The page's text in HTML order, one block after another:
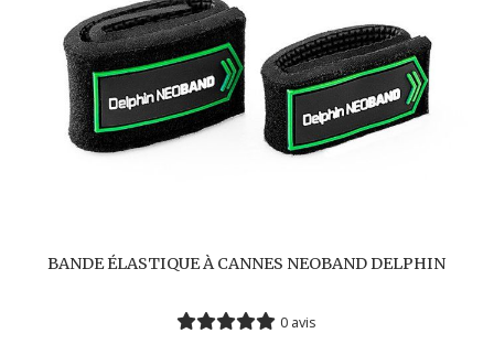
BANDE ÉLASTIQUE À CANNES NEOBAND DELPHIN
0 avis